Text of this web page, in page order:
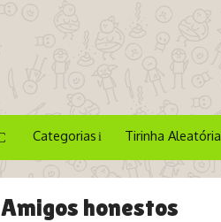
Categorias Tirinha Aleatória
Amigos honestos